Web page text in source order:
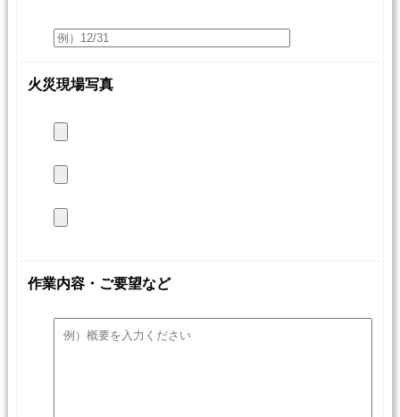
火災現場写真
作業内容・ご要望など